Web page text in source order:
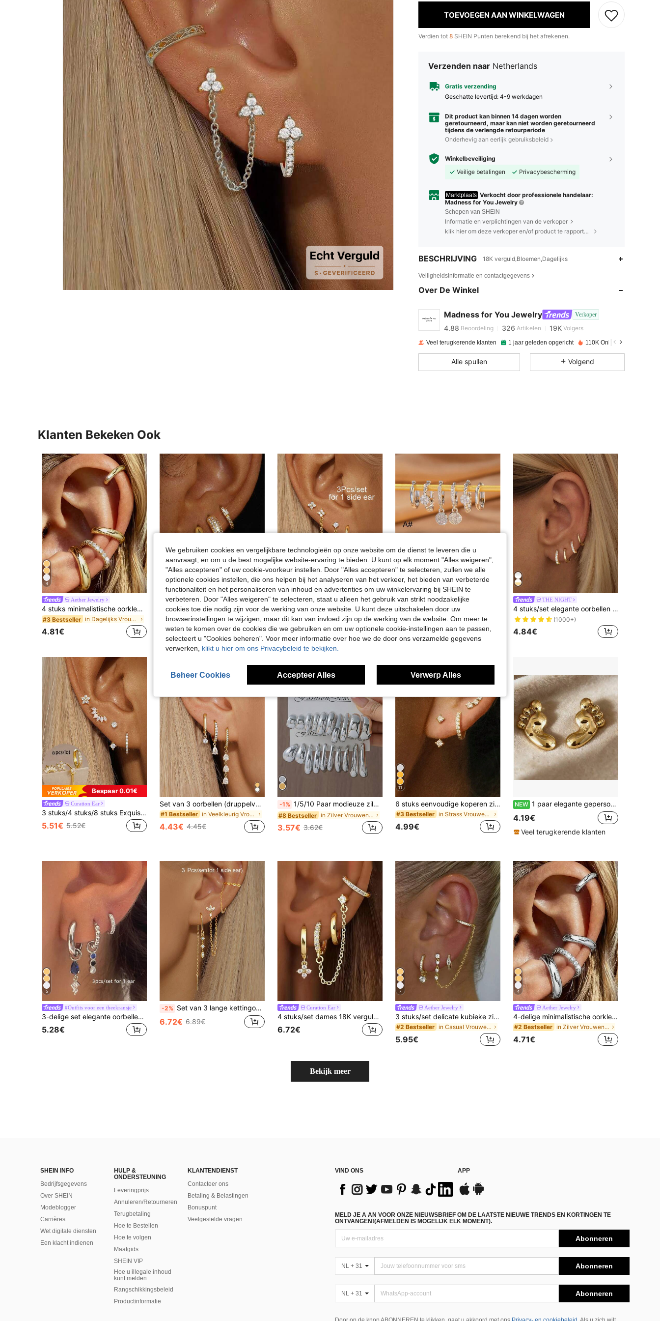
TOEVOEGEN AAN WINKELWAGEN
Verdien tot 8 SHEIN Punten berekend bij het afrekenen.
Verzenden naar Netherlands
Gratis verzending
Geschatte levertijd: 4-9 werkdagen
Dit product kan binnen 14 dagen worden
geretourneerd, maar kan niet worden geretourneerd
tijdens de verlengde retourperiode
Onderhevig aan eerlijk gebruiksbeleid
Winkelbeveiliging
Veilige betalingen
Privacybescherming
Marktplaats Verkocht door professionele handelaar:
Madness for You Jewelry
Schepen van SHEIN
Informatie en verplichtingen van de verkoper
klik hier om deze verkoper en/of product te rapporteren.
BESCHRIJVING 18K verguld,Bloemen,Dagelijks
Veiligheidsinformatie en contactgegevens
Over De Winkel
Madness for You Jewelry Verkoper
4.88 Beoordeling 326 Artikelen 19K Volgers
4.88
4.88 326 19K
4.88 326 19K
4.88 326 19K
Veel terugkerende klanten 1 jaar geleden opgericht 110K Onlangs verkocht
Alle spullen Volgend
Klanten Bekeken Ook
4
Aether Jewelry
4 stuks minimalistische oorklemset met kubische zirkonia - kan gestapeld worden, geen piercing nodig, geschikt voor dagelijks kantoorwear (4 stuks set, niet 4 paar), cadeau voor haar
#3 Bestseller in Dagelijks Vrouwen Oorbellen
4.81€
14
3 paar (6 stuks) elegante oorbellen met zirkonia en gouden accenten, sieradencadeau voor vrouwen
#2 Bestseller in goud Vrouwen Oorbellen Sets
6.64€
Bespaar 0.07€
-1% 3 stuks/set (voor 1 oor) oorbellenset vrouwen verguld zirkonia schattige ketting oorbel vrouwen vakantie sieraden accessoires
6.33€ 6.40€
NEW 3 paar elegante luxe stijl damesmode elegante bloemen-/geometrische oorbellen set, multi-oor piercing dagelijkse veelzijdige woon-werkverkeer kleding
7.68€
Veel terugkerende klanten
THE NIGHT
4 stuks/set elegante oorbellen in verschillende maten voor dames. Geschikt voor daten, feesten en dagelijks gebruik
(1000+)
4.84€
Bespaar 0.01€
Curation Ear
3 stuks/4 stuks/8 stuks Exquise Cubische Zirkonia Bloemen Oorknopjes Set, Modieuze Gelaagde Oorbellen, Oor Piercing Sieraden Voor Vrouwen, Feest en Dagelijks Gebruik
5.51€ 5.52€
Set van 3 oorbellen (druppelvormig en kleine creooltjes) met 18-karaats verguld goud, hypoallergeen en stapelbaar, een leuk cadeau voor vrouwen en meisjes.
#1 Bestseller in Veelkleurig Vrouwen Oorbellen Sets
4.43€ 4.45€
-1% 1/5/10 Paar modieuze zilveren oorbellen voor dames, set met druppelvormige en geometrische oorbellen, C-vormige zilveren oorbellen, sieraden, feestaccessoires
#8 Bestseller in Zilver Vrouwen Oorbellen Sets
3.57€ 3.62€
11
6 stuks eenvoudige koperen zirkonia creolen set voor vrouwen, koppels, zussen, vakantie, dagelijkse matching
#3 Bestseller in Strass Vrouwen Oorbellen
4.99€
NEW 1 paar elegante gepersonaliseerde overdreven minimalistische creatieve schattige veelzijdige niche ontwerp kleine voet oorknopjes geschikt voor dagelijks gebruik voor vrouwen
4.19€
Veel terugkerende klanten
5
#Outfits voor een theekransje
3-delige set elegante oorbellen met waterdruppelvormige hangers van kubische zirkonia, geschikt voor dagelijks gebruik, dates, feestjes, festivals en als cadeau (3 oorbellen per oor; 6 oorbellen per oor. Het wordt aanbevolen om twee sets te kopen, één voor elk oor).
5.28€
-2% Set van 3 lange kettingoorbellen voor vrouwen, vergulde oormanchet met zirkonia, oorbellen voor vrouwen, glamoureuze sieraden en accessoires
6.72€ 6.89€
Curation Ear
4 stuks/set dames 18K vergulde glinsterende ronde oorbellen met zirkonia, modieuze unieke oorknopjes met kwastjesketting, nep-piercing oorklemmen, feestelijk cadeau
6.72€
7
Aether Jewelry
3 stuks/set delicate kubieke zirkonia ketting oorstekers clip-on oorbellen, vrouwen formele feest sieraden (hoeveelheid past op één oor)
#2 Bestseller in Casual Vrouwen Oorbellen Sets
5.95€
4
Aether Jewelry
4-delige minimalistische oorklemset met kubieke zirkonia - stapelbare sieraden zonder piercing, geschikt voor dagelijks en kantoorgebruik (4 stuks, niet 4 paar)
#2 Bestseller in Zilver Vrouwen Oorbellen Sets
4.71€
Bekijk meer
SHEIN INFO
Bedrijfsgegevens
Over SHEIN
Modeblogger
Carrières
Wet digitale diensten
Een klacht indienen
HULP &
ONDERSTEUNING
Leveringprijs
Annuleren/Retourneren
Terugbetaling
Hoe te Bestellen
Hoe te volgen
Maatgids
SHEIN VIP
Hoe u illegale inhoud
kunt melden
Rangschikkingsbeleid
​Productinformatie
KLANTENDIENST
Contacteer ons
Betaling & Belastingen
Bonuspunt
Veelgestelde vragen
VIND ONS APP
MELD JE A AN VOOR ONZE NIEUWSBRIEF OM DE LAATSTE NIEUWE TRENDS EN KORTINGEN TE
ONTVANGEN!(AFMELDEN IS MOGELIJK ELK MOMENT).
Abonneren
NL + 31 Abonneren
NL + 31 Abonneren
We gebruiken cookies en vergelijkbare technologieën op onze website om de dienst te leveren die u
aanvraagt, en om u de best mogelijke website-ervaring te bieden. U kunt op elk moment "Alles weigeren",
"Alles accepteren" of uw cookie-voorkeur instellen. Door "Alles accepteren" te selecteren, zullen we alle
optionele cookies instellen, die ons helpen bij het analyseren van het verkeer, het bieden van verbeterde
functionaliteit en het personaliseren van inhoud en advertenties om uw winkelervaring bij SHEIN te
verbeteren. Door "Alles weigeren" te selecteren, staat u alleen het gebruik van strikt noodzakelijke
cookies toe die nodig zijn voor de werking van onze website. U kunt deze uitschakelen door uw
browserinstellingen te wijzigen, maar dit kan van invloed zijn op de werking van de website. Om meer te
weten te komen over de cookies die we gebruiken en om uw optionele cookie-instellingen aan te passen,
selecteert u "Cookies beheren". Voor meer informatie over hoe we de door ons verzamelde gegevens
verwerken, klikt u hier om ons Privacybeleid te bekijken.
Beheer Cookies Accepteer Alles Verwerp Alles